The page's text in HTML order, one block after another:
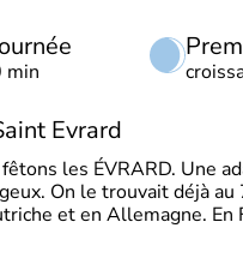
min
Evrard
les ÉVRARD. Une
On le trouvait déjà
et en Allemagne. En